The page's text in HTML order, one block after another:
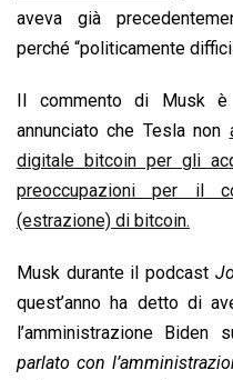
k
p
n
aveva già
perché “politicamente
Il commento di Musk
annunciato che Tesla non
digitale bitcoin per gli
preoccupazioni per il
(estrazione) di bitcoin.
Musk durante il podcast
quest’anno ha detto di
l’amministrazione Biden
parlato con